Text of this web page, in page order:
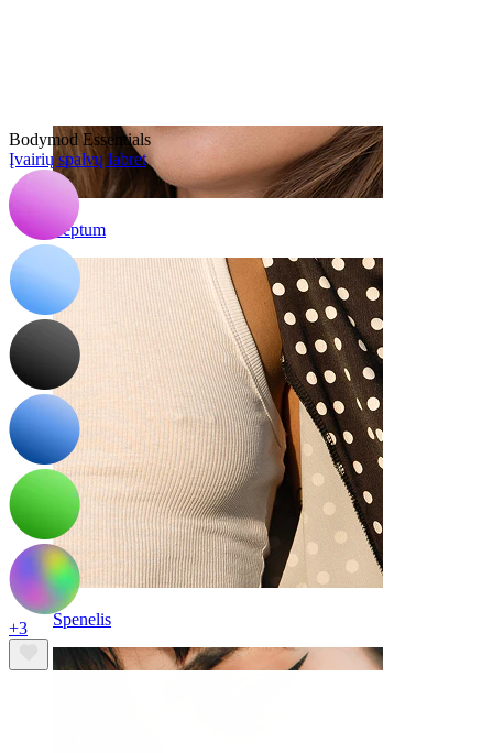
Septum
Spenelis
Bodymod Essentials
Įvairių spalvų labret
+3